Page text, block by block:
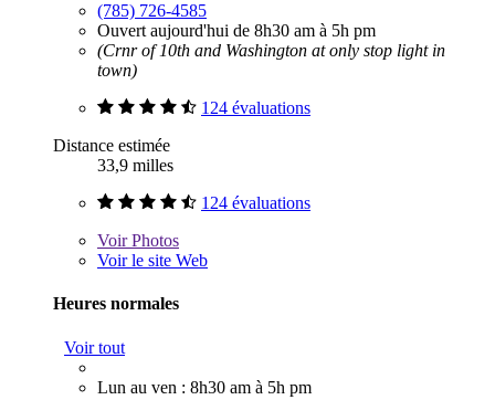
(785) 726-4585
Ouvert aujourd'hui de 8h30 am à 5h pm
(Crnr of 10th and Washington at only stop light in
town)
124 évaluations
Distance estimée
33,9 milles
124 évaluations
VoirPhotos
Voir le site Web
Heures normales
Voir tout
Lun au ven : 8h30 am à 5h pm